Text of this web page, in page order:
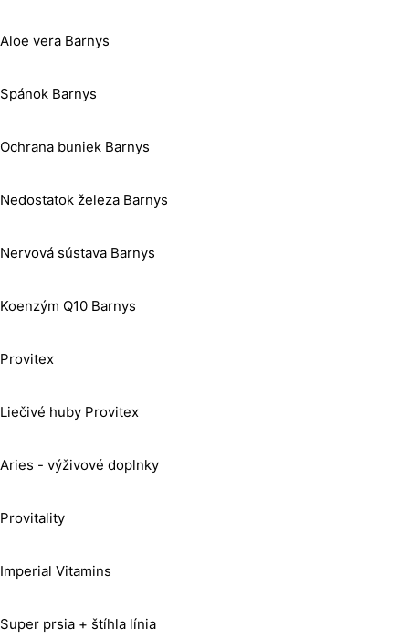
Aloe vera Barnys
Spánok Barnys
Ochrana buniek Barnys
Nedostatok železa Barnys
Nervová sústava Barnys
Koenzým Q10 Barnys
Provitex
Liečivé huby Provitex
Aries - výživové doplnky
Provitality
Imperial Vitamins
Super prsia + štíhla línia